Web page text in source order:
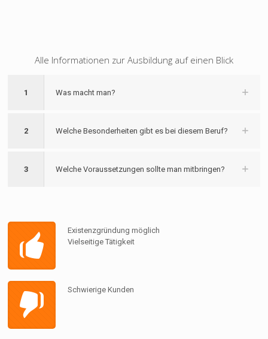
Alle Informationen zur Ausbildung auf einen Blick
1 Was macht man?
2 Welche Besonderheiten gibt es bei diesem Beruf?
3 Welche Voraussetzungen sollte man mitbringen?
Existenzgründung möglich
Vielseitige Tätigkeit
Schwierige Kunden